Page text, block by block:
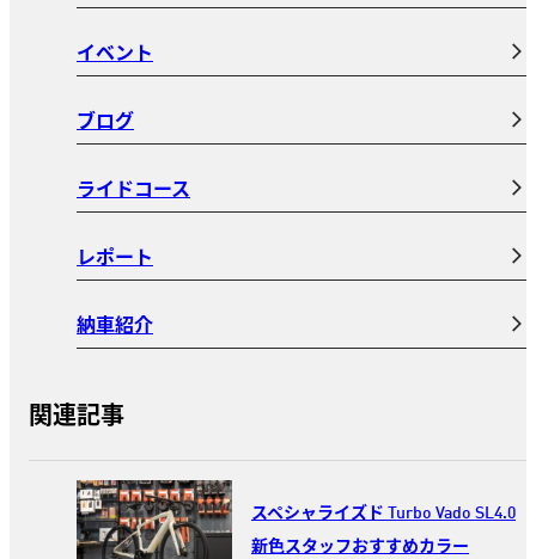
イベント
ブログ
ライドコース
レポート
納車紹介
関連記事
スペシャライズド Turbo Vado SL4.0
新色スタッフおすすめカラー